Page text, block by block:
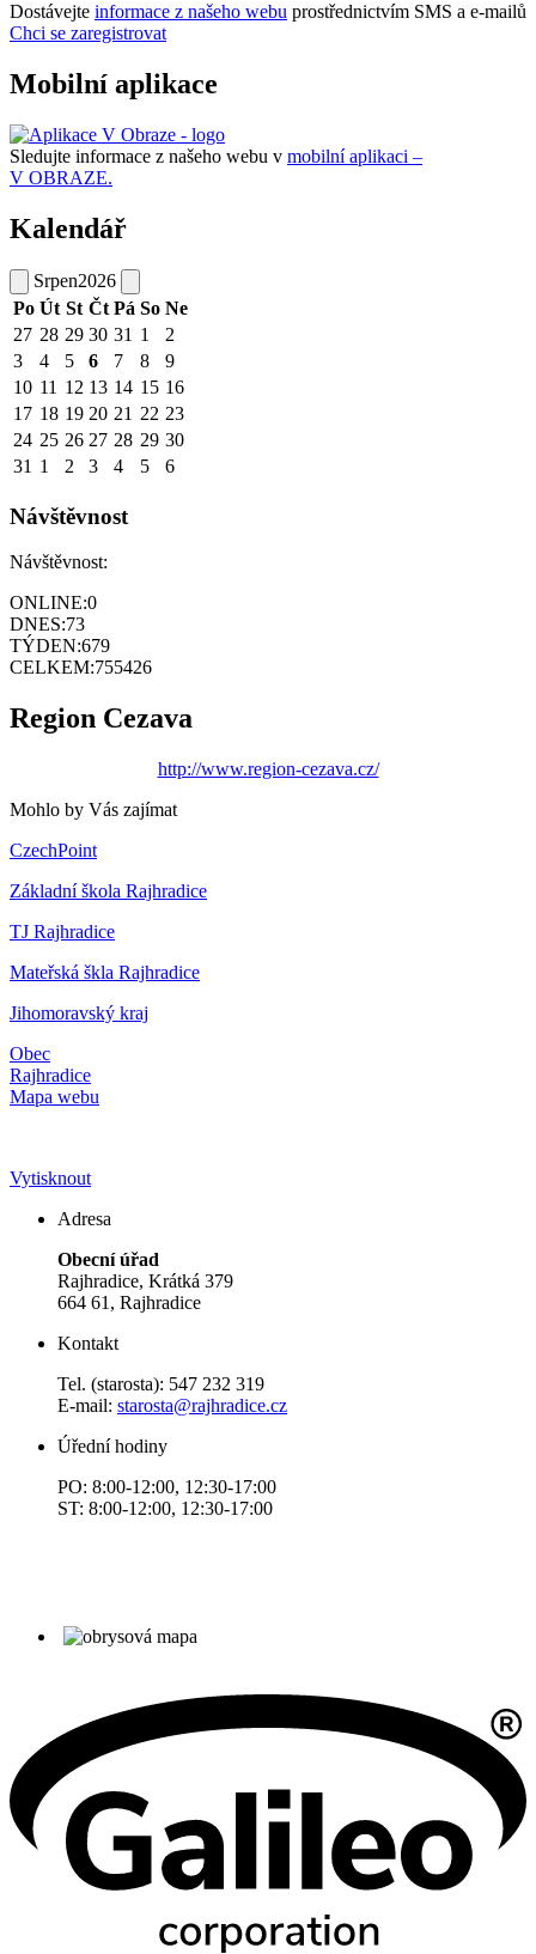
Dostávejte informace z našeho webu prostřednictvím SMS a e-mailů
Chci se zaregistrovat
Mobilní aplikace
Sledujte informace z našeho webu v mobilní aplikaci –
V OBRAZE.
Kalendář
Srpen2026
Po Út St Čt Pá So Ne
27 28 29 30 31 1
2
3
4 5 6 7 8
9
10 11 12 13 14 15 16
17 18 19 20 21 22 23
24 25 26 27 28 29 30
31 1 2 3 4 5 6
Návštěvnost
Návštěvnost:
ONLINE:0
DNES:73
TÝDEN:679
CELKEM:755426
Region Cezava
http://www.region-cezava.cz/
Mohlo by Vás zajímat
CzechPoint
Základní škola Rajhradice
TJ Rajhradice
Mateřská škla Rajhradice
Jihomoravský kraj
Obec
Rajhradice
Mapa webu
Vytisknout
Adresa
Obecní úřad
Rajhradice, Krátká 379
664 61, Rajhradice
Kontakt
Tel. (starosta): 547 232 319
E-mail: starosta@rajhradice.cz
Úřední hodiny
PO: 8:00-12:00, 12:30-17:00
ST: 8:00-12:00, 12:30-17:00